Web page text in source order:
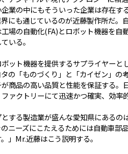
業の中にもそういった企業は存在する
にも通じているのが近藤製作所だ。
場の自動化(FA)とロボット機器を自
いる。
ット機器を提供するサプライヤーと
の「ものづくり」と「カイゼン」の
商品の高い品質と性能を保証する。
ァクトリーにて迅速かつ確実、効率
とする製造業が盛んな愛知県にある
ニーズにこたえるためには自動車部
」Mr.近藤はこう説明する。